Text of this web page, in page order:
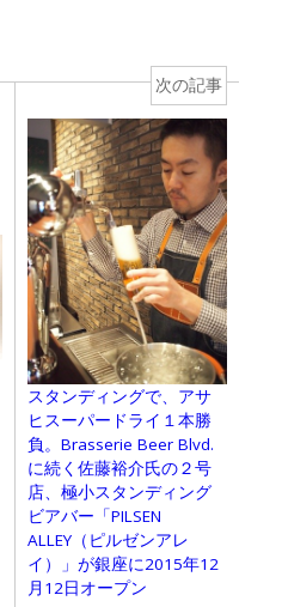
次の記事
スタンディングで、アサ
ヒスーパードライ１本勝
負。Brasserie Beer Blvd.
に続く佐藤裕介氏の２号
店、極小スタンディング
ビアバー「PILSEN
ALLEY（ピルゼンアレ
イ）」が銀座に2015年12
月12日オープン